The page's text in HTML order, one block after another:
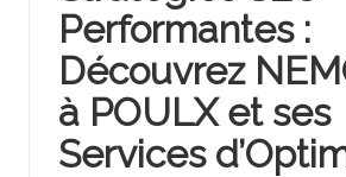
ic
e
s
Performantes :
Découvrez
à POULX et ses
Services